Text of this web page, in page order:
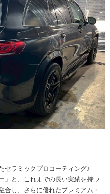
セラミックプロコーティング♪
」と、これまでの長い実績を持つ
合し、さらに優れたプレミアム・